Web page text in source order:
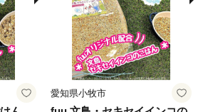
愛知県小牧市